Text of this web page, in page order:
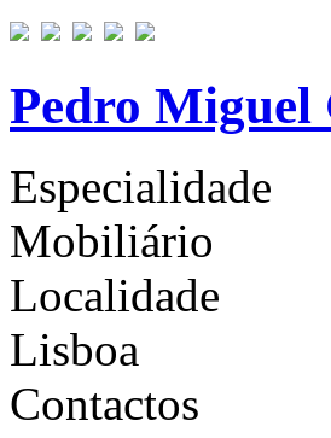
Pedro Miguel
Especialidade
Mobiliário
Localidade
Lisboa
Contactos